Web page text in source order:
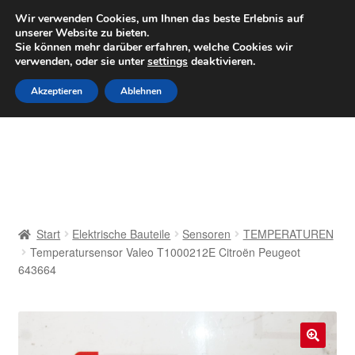
LIEFERUNG ab 6 EUR
Mo–Fr 9–16 Uhr · 0175 7465658
Zur
Navigation
springen
Zum
Inhalt
springen
Beschwerdeordnung
Impressum
Start Elektrische Bauteile Sensoren
TEMPERATUREN
Temperatursensor Valeo T1000212E Citroën Peugeot
643664
Wir verwenden Cookies, um Ihnen das beste Erlebnis auf
unserer Website zu bieten.
Sie können mehr darüber erfahren, welche Cookies wir
verwenden, oder sie untersettings deaktivieren.
Akzeptieren Ablehnen